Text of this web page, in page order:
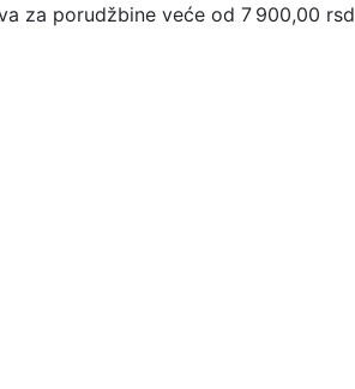
za porudžbine veće od 7 900,00 rsd